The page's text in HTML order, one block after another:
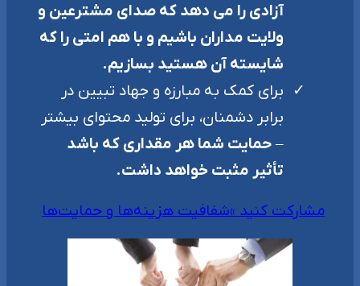
آزادی را می دهد که صدای مشترعین و
ولایت مداران باشیم و با هم امتی را که
شایسته آن هستید بسازیم.
برای کمک به مبارزه و جهاد تبیین در
برابر دشمنان، برای تولید محتوای بیشتر
–حمایت شما هر مقداری که باشد
تأثیر مثبت خواهد داشت.
مشارکت کنید »شفافیت هزینه‌ها و حمایت‌ها